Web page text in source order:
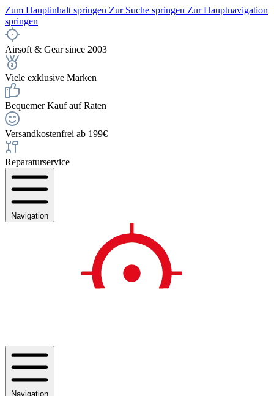
Zum Hauptinhalt springen Zur Suche springen Zur Hauptnavigation
springen
Airsoft & Gear since 2003
Viele exklusive Marken
Bequemer Kauf auf Raten
Versandkostenfrei ab 199€
Reparaturservice
Navigation
Navigation